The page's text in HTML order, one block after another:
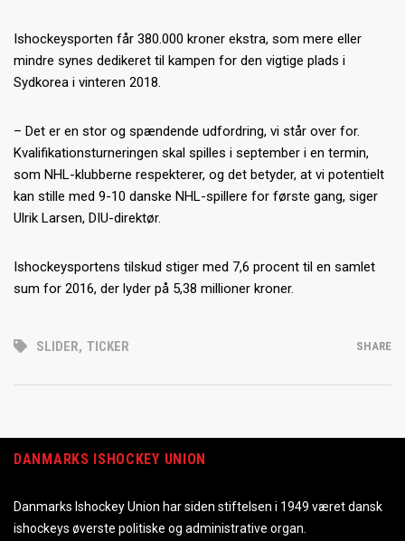
Ishockeysporten får 380.000 kroner ekstra, som mere eller
mindre synes dedikeret til kampen for den vigtige plads i
Sydkorea i vinteren 2018.
– Det er en stor og spændende udfordring, vi står over for.
Kvalifikationsturneringen skal spilles i september i en termin,
som NHL-klubberne respekterer, og det betyder, at vi potentielt
kan stille med 9-10 danske NHL-spillere for første gang, siger
Ulrik Larsen, DIU-direktør.
Ishockeysportens tilskud stiger med 7,6 procent til en samlet
sum for 2016, der lyder på 5,38 millioner kroner.
SLIDER, TICKER SHARE
DANMARKS ISHOCKEY UNION
Danmarks Ishockey Union har siden stiftelsen i 1949 været dansk
ishockeys øverste politiske og administrative organ.